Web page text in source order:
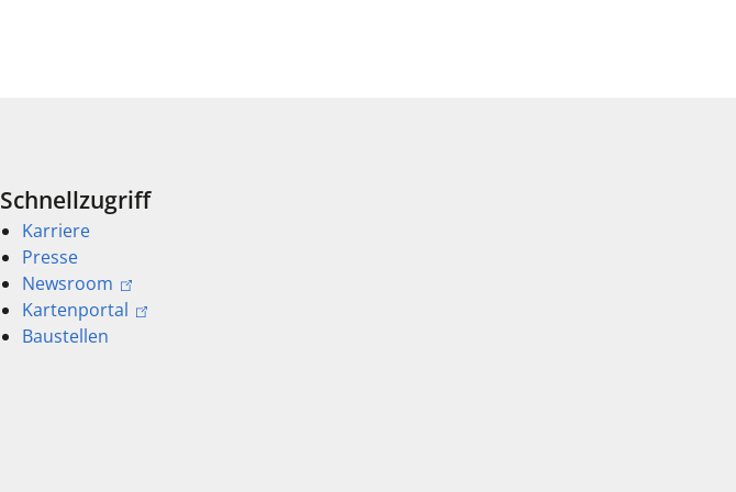
Schnellzugriff
Karriere
Presse
Newsroom
Kartenportal
Baustellen